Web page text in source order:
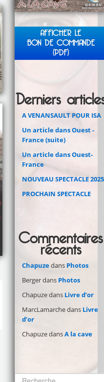
AFFICHER LE
BON DE COMMANDE
(PDF)
Derniers
A VENANSAULT POUR ISA
Un article dans Ouest -
France (suite)
Un article dans Ouest-
France
NOUVEAU SPECTACLE 2025
PROCHAIN SPECTACLE
Commentaires
récents
Chapuzedans Photos
Bergerdans Photos
Chapuzedans Livre d’or
MarcLamarchedans Livre
d’or
ChapuzedansA la cave